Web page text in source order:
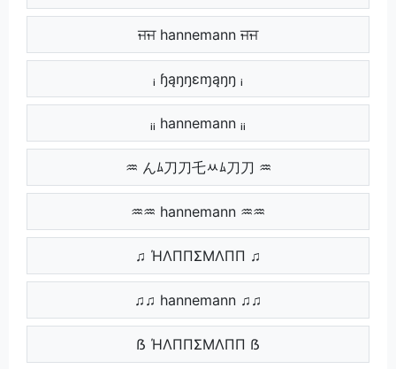
ਜਜ hannemann ਜਜ
ᵢ ɧąŋŋɛɱąŋŋ ᵢ
ᵢᵢ hannemann ᵢᵢ
♒ んﾑ刀刀乇ﾶﾑ刀刀 ♒
♒♒ hannemann ♒♒
♫ ΉΛППΣMΛПП ♫
♫♫ hannemann ♫♫
ẞ ΉΛППΣMΛПП ẞ